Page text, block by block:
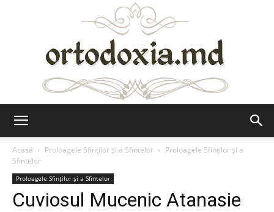
Acasă
Proloagele Sfinților și a Sfintelor
Proloagele Sfinților și a
Sfintelor
Proloagele Sfinților și a Sfintelor
Cuviosul Mucenic Atanasie